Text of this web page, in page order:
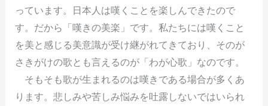
っています。日本人は嘆くことを楽しんできたので
す。だから「嘆きの美楽」です。私たちには嘆くこと
を美と感じる美意識が受け継がれてきており、そのが
さきがけの歌とも言えるのが「わが心歌」なのです。
そもそも歌が生まれるのは嘆きである場合が多くあ
ります。悲しみや苦しみ悩みを吐露しないではいられ